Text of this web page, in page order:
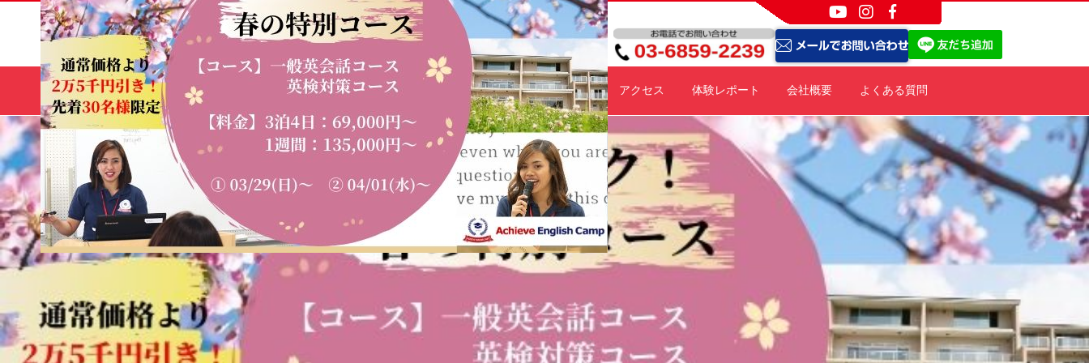
HOME コース 施設紹介 料金プラン スケジュール アクセス 体験レポート 会社概要 よくある質問